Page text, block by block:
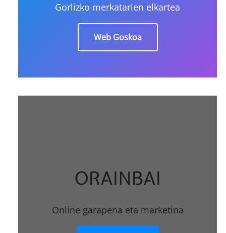
Gorlizko merkatarien elkartea
Web Goskoa
ORAINBAI
Online garapena eta marketina